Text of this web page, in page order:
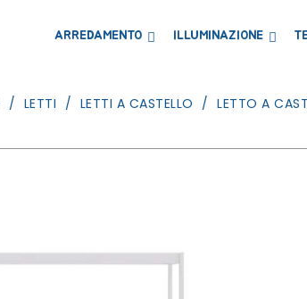
ARREDAMENTO ILLUMINAZIONE
LETTI LETTI A CASTELLO LETTO A